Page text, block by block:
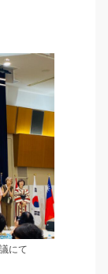
にて